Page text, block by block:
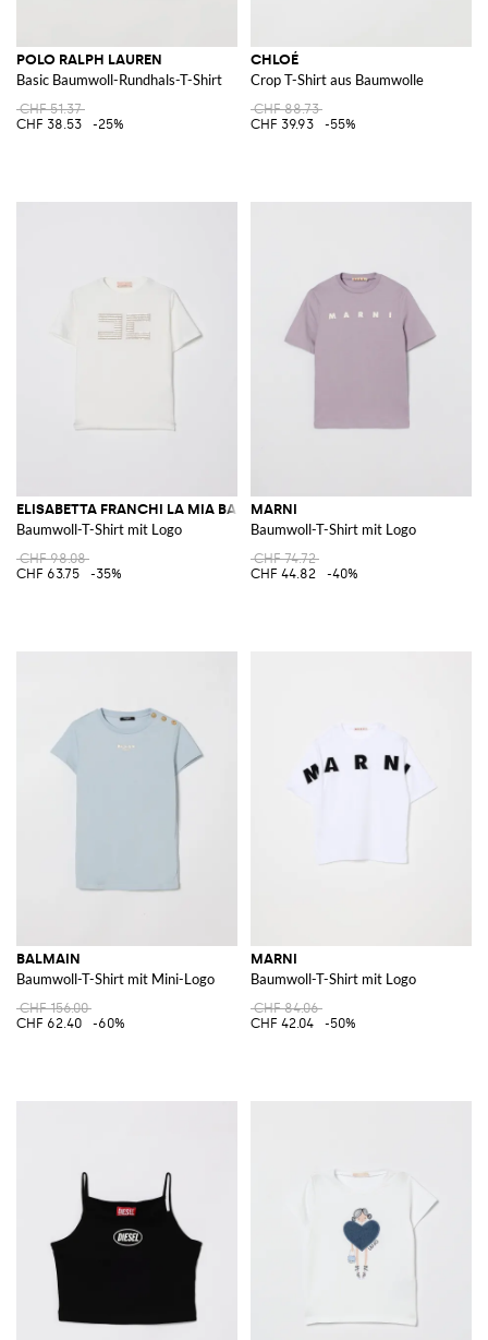
POLO RALPH LAUREN
Basic Baumwoll-Rundhals-T-Shirt
CHF 51.37
CHF 38.53
-25%
CHLOÉ
Crop T-Shirt aus Baumwolle
CHF 88.73
CHF 39.93
-55%
ELISABETTA FRANCHI LA MIA BAMBINA
Baumwoll-T-Shirt mit Logo
CHF 98.08
CHF 63.75
-35%
MARNI
Baumwoll-T-Shirt mit Logo
CHF 74.72
CHF 44.82
-40%
BALMAIN
Baumwoll-T-Shirt mit Mini-Logo
CHF 156.00
CHF 62.40
-60%
MARNI
Baumwoll-T-Shirt mit Logo
CHF 84.06
CHF 42.04
-50%